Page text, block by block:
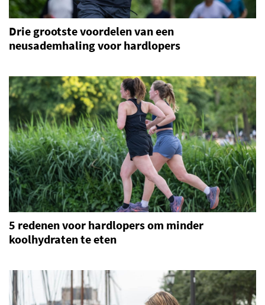
Drie grootste voordelen van een
neusademhaling voor hardlopers
5 redenen voor hardlopers om minder
koolhydraten te eten